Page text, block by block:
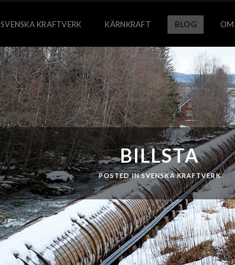
SVENSKA KRAFTVERK KÄRNKRAFT BLOG
BILLSTA
POSTED INSVENSKA KRAFTVERK